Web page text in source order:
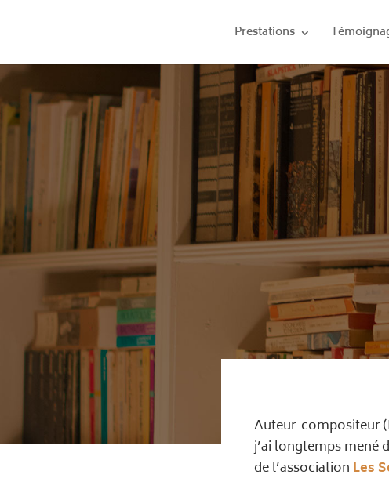
Prestations
Auteur-compositeur
j’ai longtemps mené
de l’association Les